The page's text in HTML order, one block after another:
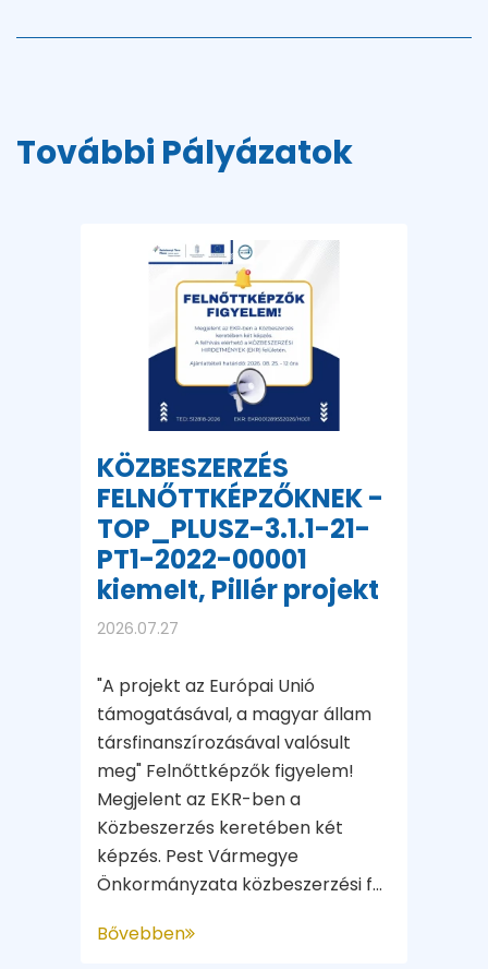
További Pályázatok
KÖZBESZERZÉS
FELNŐTTKÉPZŐKNEK -
TOP_PLUSZ-3.1.1-21-
PT1-2022-00001
kiemelt, Pillér projekt
2026.07.27
"A projekt az Európai Unió
támogatásával, a magyar állam
társfinanszírozásával valósult
meg" Felnőttképzők figyelem!
Megjelent az EKR-ben a
Közbeszerzés keretében két
képzés. Pest Vármegye
Önkormányzata közbeszerzési f...
Bővebben